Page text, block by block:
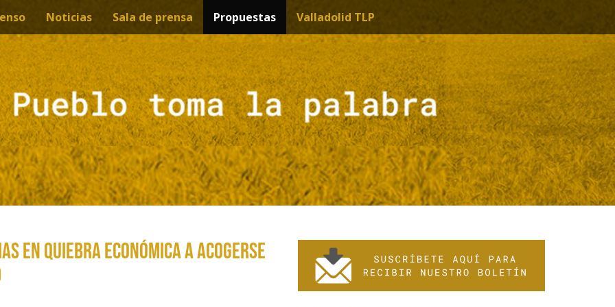
Noticias Sala de prensa Propuestas Valladolid TLP
EN QUIEBRA ECONÓMICA A ACOGERSE